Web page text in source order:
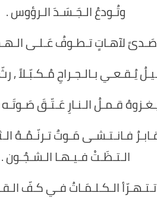
وتُـودعُ الـجَـسَـدَ الـرؤوس .
لآهـاتٍ تـطـوفُ عَـلـى
يُـقـعـي بـالـجـراحِ مُـكـبّـلاً ,
قـمـلُ الـنـارِ عَـتّـقَ
فـانـتـشـى مَـوتٌ تـرنّـمُـهُ
الـتـظَـتْ فـيـهـا الـشـجُـون .
تـتـهـرّأ الـكـلـمَـاتُ فـي كـفّ